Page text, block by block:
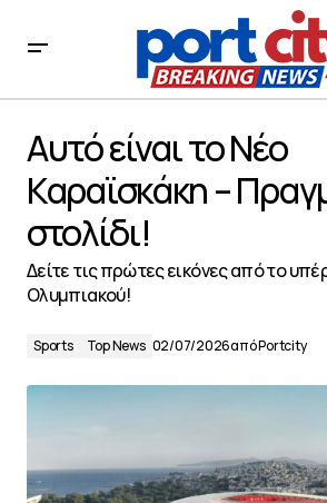
Αυτό είναι το Νέο
Καραϊσκάκη –
στολίδι!
Δείτε τις πρώτες εικόνες από το
Ολυμπιακού!
Sports Top News 02/07/2026απόPortcity